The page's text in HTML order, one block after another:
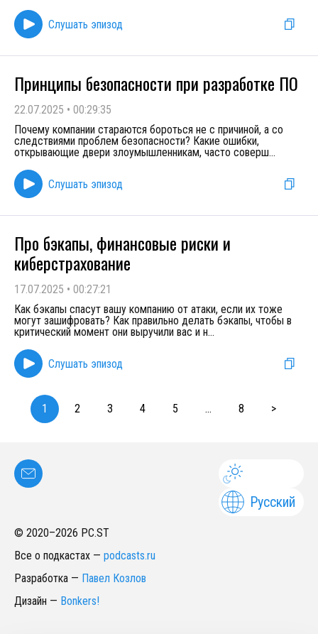
Слушать эпизод
Принципы безопасности при разработке ПО
22.07.2025 • 00:29:35
Почему компании стараются бороться не с причиной, а со
следствиями проблем безопасности? Какие ошибки,
открывающие двери злоумышленникам, часто соверш...
Слушать эпизод
Про бэкапы, финансовые риски и
киберстрахование
17.07.2025 • 00:27:21
Как бэкапы спасут вашу компанию от атаки, если их тоже
могут зашифровать? Как правильно делать бэкапы, чтобы в
критический момент они выручили вас и н...
Слушать эпизод
1 2 3 4 5 ... 8 >
Русский
© 2020–2026 PC.ST
Все о подкастах — podcasts.ru
Разработка — Павел Козлов
Дизайн — Bonkers!